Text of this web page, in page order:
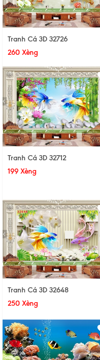
Tranh Cá 3D 32726
260 Xèng
Tranh Cá 3D 32712
199 Xèng
Tranh Cá 3D 32648
250 Xèng